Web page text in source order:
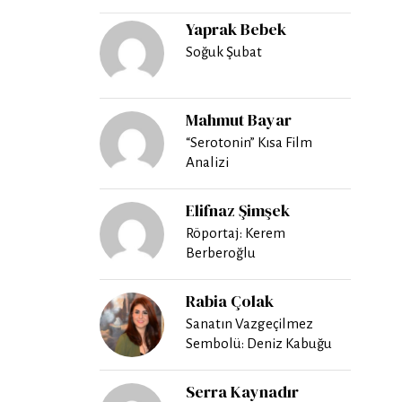
Yaprak Bebek
Soğuk Şubat
Mahmut Bayar
“Serotonin” Kısa Film
Analizi
Elifnaz Şimşek
Röportaj: Kerem
Berberoğlu
Rabia Çolak
Sanatın Vazgeçilmez
Sembolü: Deniz Kabuğu
Serra Kaynadır